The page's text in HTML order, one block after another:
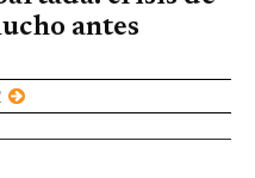
antes